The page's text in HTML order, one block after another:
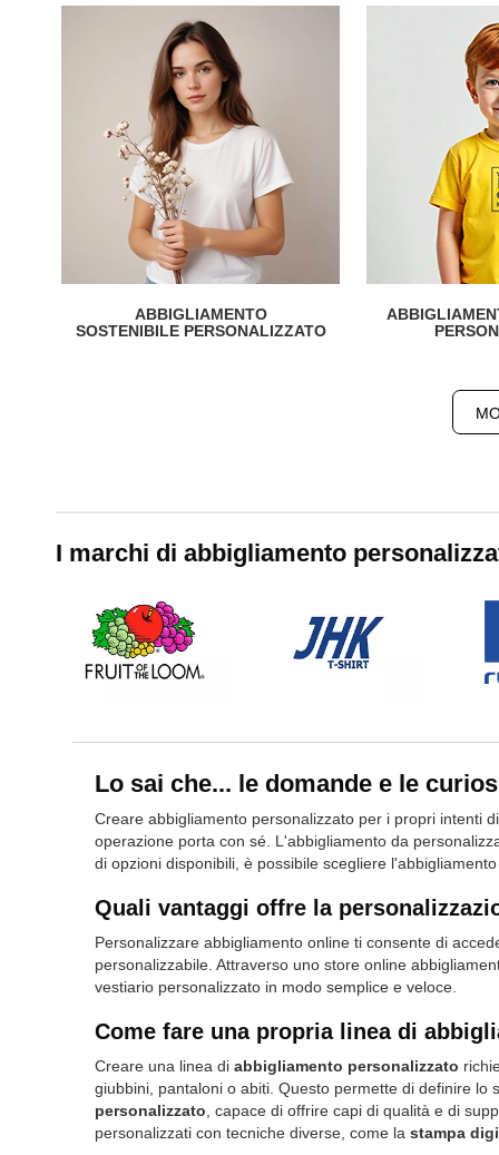
ABBIGLIAMENTO
SOSTENIBILE PERSONALIZZATO
I marchi di abbigliamento
Lo sai che... le domande e le
Creare abbigliamento personalizzato per i propri intenti
operazione porta con sé. L'abbigliamento da
di opzioni disponibili, è possibile scegliere
Quali vantaggi offre la
Personalizzare abbigliamento online ti consente di
personalizzabile. Attraverso uno store online
vestiario personalizzato in modo semplice e veloce.
Come fare una propria linea di
Creare una linea di abbigliamento personalizzato
giubbini, pantaloni o abiti. Questo permette di definire
personalizzato , capace di offrire capi di qualità e di
personalizzati con tecniche diverse, come la stampa